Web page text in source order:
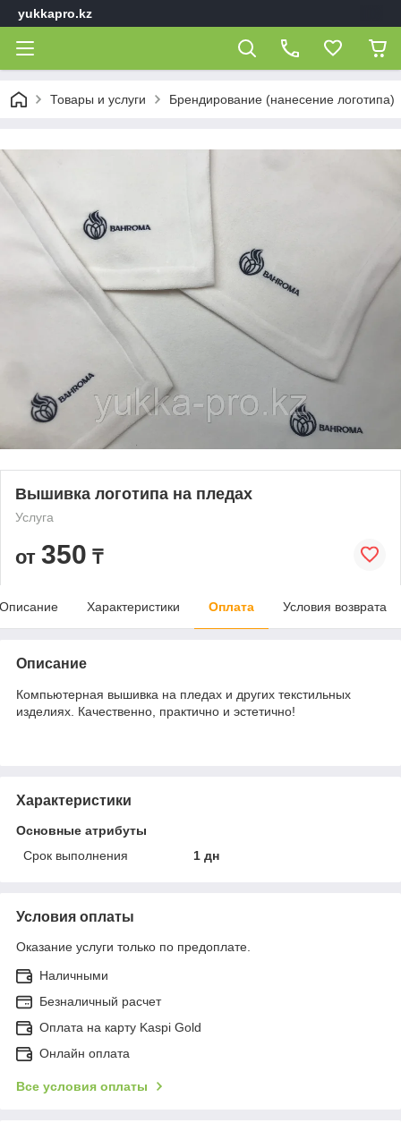
yukkapro.kz
Товары и услуги Брендирование (нанесение логотипа)
Вышивка логотипа на пледах
Услуга
от 350 ₸
Описание Характеристики Оплата Условия возврата
Описание
Компьютерная вышивка на пледах и других текстильных
изделиях. Качественно, практично и эстетично!
Характеристики
Основные атрибуты
Срок выполнения
1 дн
Условия оплаты
Оказание услуги только по предоплате.
Наличными
Безналичный расчет
Оплата на карту Kaspi Gold
Онлайн оплата
Все условия оплаты